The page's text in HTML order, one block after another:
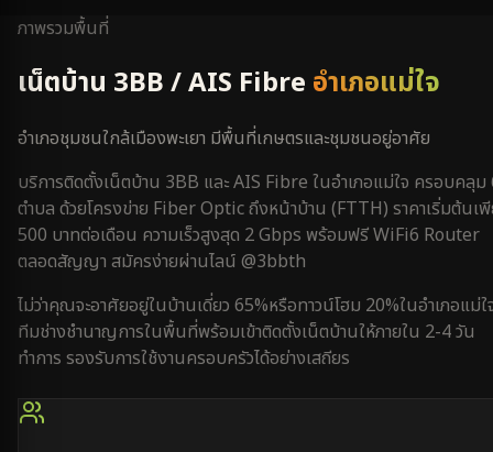
ภาพรวมพื้นที่
เน็ตบ้าน 3BB / AIS Fibre อำเภอแม่ใจ
อำเภอชุมชนใกล้เมืองพะเยา มีพื้นที่เกษตรและชุมชนอยู่อาศัย
บริการติดตั้งเน็ตบ้าน 3BB และ AIS Fibre ในอำเภอแม่ใจ ครอบคลุม
ตำบล ด้วยโครงข่าย Fiber Optic ถึงหน้าบ้าน (FTTH) ราคาเริ่มต้นเ
500 บาทต่อเดือน ความเร็วสูงสุด 2 Gbps พร้อมฟรี WiFi6 Router
ตลอดสัญญา สมัครง่ายผ่านไลน์ @3bbth
ไม่ว่าคุณจะอาศัยอยู่ในบ้านเดี่ยว 65%หรือทาวน์โฮม 20%ในอำเภอแม่ใ
ทีมช่างชำนาญการในพื้นที่พร้อมเข้าติดตั้งเน็ตบ้านให้ภายใน 2-4 วัน
ทำการ รองรับการใช้งานครอบครัวได้อย่างเสถียร